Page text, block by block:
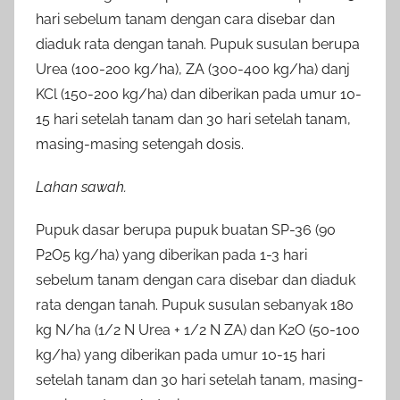
hari sebelum tanam dengan cara disebar dan
diaduk rata dengan tanah. Pupuk susulan berupa
Urea (100-200 kg/ha), ZA (300-400 kg/ha) danj
KCl (150-200 kg/ha) dan diberikan pada umur 10-
15 hari setelah tanam dan 30 hari setelah tanam,
masing-masing setengah dosis.
Lahan sawah.
Pupuk dasar berupa pupuk buatan SP-36 (90
P2O5 kg/ha) yang diberikan pada 1-3 hari
sebelum tanam dengan cara disebar dan diaduk
rata dengan tanah. Pupuk susulan sebanyak 180
kg N/ha (1/2 N Urea + 1/2 N ZA) dan K2O (50-100
kg/ha) yang diberikan pada umur 10-15 hari
setelah tanam dan 30 hari setelah tanam, masing-